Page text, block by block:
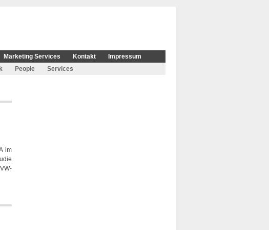
Marketing Services Kontakt
Impressum
People Services
im